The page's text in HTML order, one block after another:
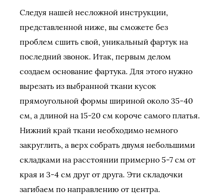
Следуя нашей несложной инструкции,
представленной ниже, вы сможете без
проблем сшить свой, уникальный фартук на
последний звонок. Итак, первым делом
создаем основание фартука. Для этого нужно
вырезать из выбранной ткани кусок
прямоугольной формы шириной около 35-40
см, а длиной на 15-20 см короче самого платья.
Нижний край ткани необходимо немного
закруглить, а верх собрать двумя небольшими
складками на расстоянии примерно 5-7 см от
края и 3-4 см друг от друга. Эти складочки
загибаем по направлению от центра.